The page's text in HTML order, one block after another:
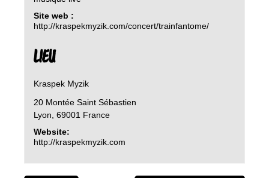
Site web :
http://kraspekmyzik.com/concert/trainfantome/
LIEU
Kraspek Myzik
20 Montée Saint Sébastien
Lyon 69001 France
Website:
http://kraspekmyzik.com